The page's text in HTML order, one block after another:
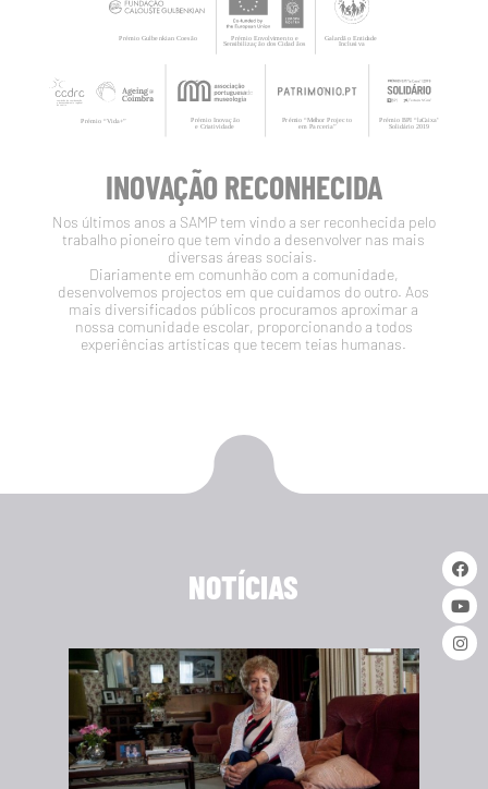
INOVAÇÃO RECONHECIDA
Nos últimos anos a SAMP tem vindo a ser reconhecida pelo
trabalho pioneiro que tem vindo a desenvolver nas mais
diversas áreas sociais.
Diariamente em comunhão com a comunidade,
desenvolvemos projectos em que cuidamos do outro. Aos
mais diversificados públicos procuramos aproximar a
nossa comunidade escolar, proporcionando a todos
experiências artísticas que tecem teias humanas.
NOTÍCIAS